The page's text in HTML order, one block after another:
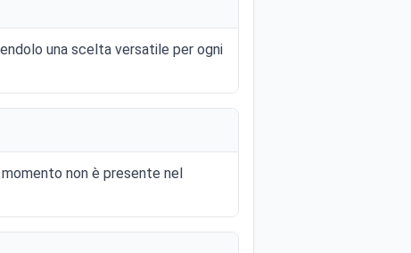
una scelta versatile per ogni
non è presente nel